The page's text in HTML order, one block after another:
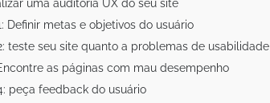
uma auditoria UX do seu site
Definir metas e objetivos do usuário
teste seu site quanto a problemas de usabilidade
as páginas com mau desempenho
peça feedback do usuário